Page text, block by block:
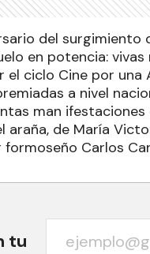
del surgimiento
en potencia:
el ciclo Cine por
a nivel
man ifestaciones
araña, de María
Carlos
tu